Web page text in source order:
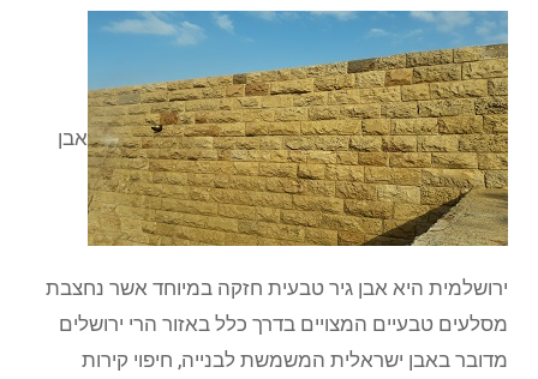
אבן
ירושלמית היא אבן גיר טבעית חזקה במיוחד אשר נחצבת
מסלעים טבעיים המצויים בדרך כלל באזור הרי ירושלים
מדובר באבן ישראלית המשמשת לבנייה, חיפוי קירות